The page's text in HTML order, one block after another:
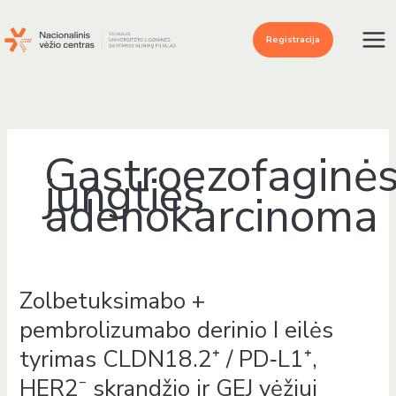
prie
Registracija
jungties
adenokarcinoma
Zolbetuksimabo +
pembrolizumabo derinio I eilės
tyrimas CLDN18.2⁺ / PD‑L1⁺,
HER2⁻ skrandžio ir GEJ vėžiui
Zolbetuksimabo
pembrolizumabo
derinio